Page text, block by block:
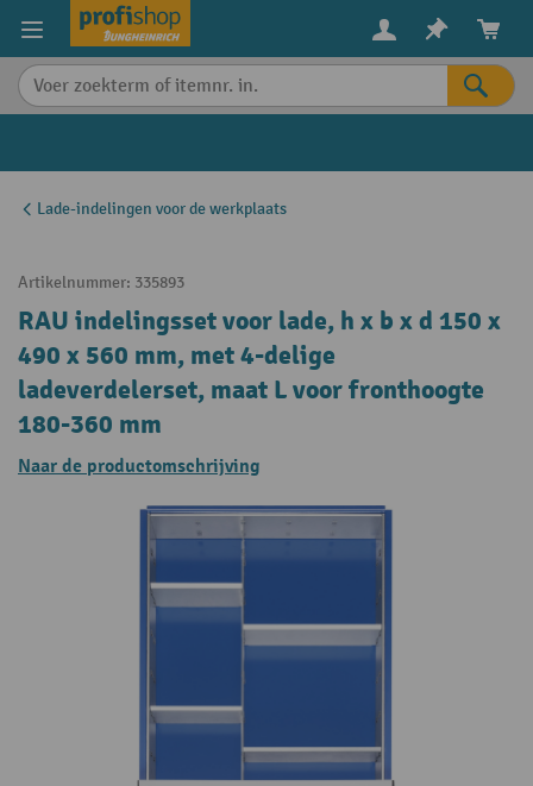
content
Lade-indelingen voor de werkplaats
Artikelnummer: 335893
RAU indelingsset voor lade, h x b x d 150 x
490 x 560 mm, met 4-delige
ladeverdelerset, maat L voor fronthoogte
180-360 mm
Naar de productomschrijving